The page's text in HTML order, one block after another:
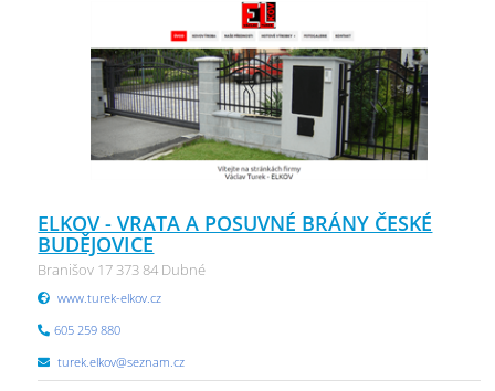
ELKOV - VRATA A POSUVNÉ BRÁNY ČESKÉ
BUDĚJOVICE
Branišov 17 373 84 Dubné
www.turek-elkov.cz
605 259 880
turek.elkov@seznam.cz